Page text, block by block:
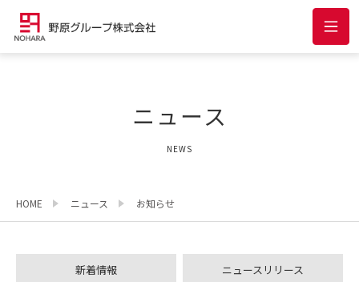
ニュース
NEWS
HOME ニュース お知らせ
新着情報 ニュースリリース